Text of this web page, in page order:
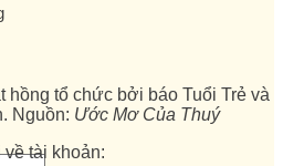
hồng tổ chức bởi báo Tuổi Trẻ và
Nguồn: Ước Mơ Của Thuý
tài khoản: